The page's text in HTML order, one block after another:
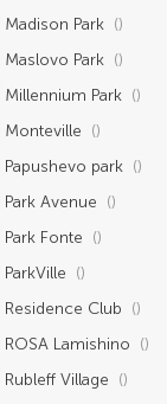
Madison Park ()
Maslovo Park ()
Millennium Park ()
Monteville ()
Papushevo park ()
Park Avenue ()
Park Fonte ()
ParkVille ()
Residence Club ()
ROSA Lamishino ()
Rubleff Village ()